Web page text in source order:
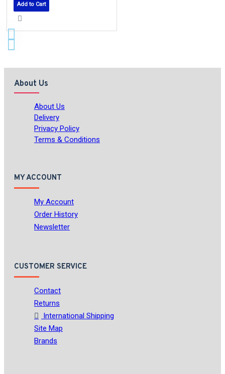
Add to Cart
About Us
About Us
Delivery
Privacy Policy
Terms & Conditions
MY ACCOUNT
My Account
Order History
Newsletter
CUSTOMER SERVICE
Contact
Returns
International Shipping
Site Map
Brands